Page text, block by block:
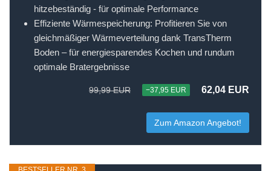
hitzebeständig - für optimale Performance
Effiziente Wärmespeicherung: Profitieren Sie von
gleichmäßiger Wärmeverteilung dank TransTherm
Boden – für energiesparendes Kochen und rundum
optimale Bratergebnisse
99,99 EUR −37,95 EUR 62,04 EUR
Zum Amazon Angebot!